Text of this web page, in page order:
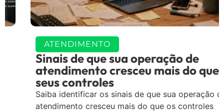
ATENDIMENTO
Sinais de que sua operação de
atendimento cresceu mais do que
seus controles
Saiba identificar os sinais de que sua operação de
atendimento cresceu mais do que os controles